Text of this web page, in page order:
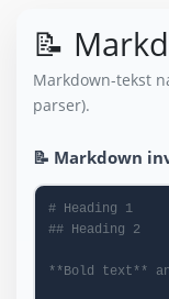
📝
Markdown-tekst
parser).
📝 Markdown